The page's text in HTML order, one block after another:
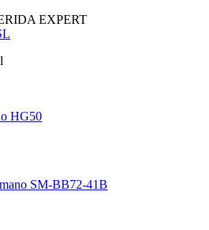
EXPERT
HG50
SM-BB72-41B